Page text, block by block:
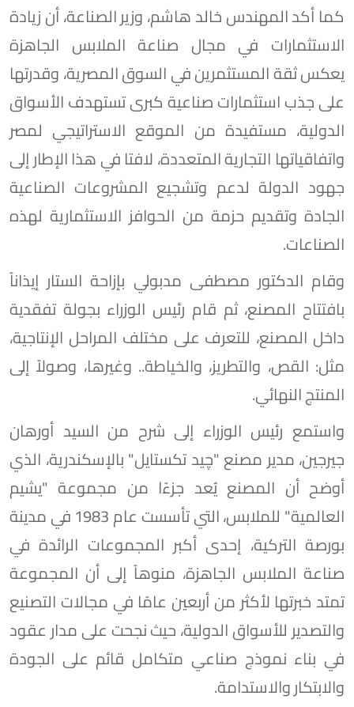
كما أكد المهندس خالد هاشم، وزير الصناعة، أن زيادة
الاستثمارات في مجال صناعة الملابس الجاهزة
يعكس ثقة المستثمرين في السوق المصرية، وقدرتها
على جذب استثمارات صناعية كبرى تستهدف الأسواق
الدولية، مستفيدة من الموقع الاستراتيجي لمصر
واتفاقياتها التجارية المتعددة، لافتا في هذا الإطار إلى
جهود الدولة لدعم وتشجيع المشروعات الصناعية
الجادة وتقديم حزمة من الحوافز الاستثمارية لهذه
الصناعات.
وقام الدكتور مصطفى مدبولي بإزاحة الستار إيذاناً
بافتتاح المصنع، ثم قام رئيس الوزراء بجولة تفقدية
داخل المصنع، للتعرف على مختلف المراحل الإنتاجية،
مثل: القص، والتطريز، والخياطة.. وغيرها، وصولاً إلى
المنتج النهائي.
واستمع رئيس الوزراء إلى شرح من السيد أورهان
جيرجين، مدير مصنع "چيد تكستايل" بالإسكندرية، الذي
أوضح أن المصنع يُعد جزءًا من مجموعة "يشيم
العالمية" للملابس، التي تأسست عام 1983 في مدينة
بورصة التركية، إحدى أكبر المجموعات الرائدة في
صناعة الملابس الجاهزة، منوهاً إلى أن المجموعة
تمتد خبرتها لأكثر من أربعين عامًا في مجالات التصنيع
والتصدير للأسواق الدولية، حيث نجحت على مدار عقود
في بناء نموذج صناعي متكامل قائم على الجودة
والابتكار والاستدامة.